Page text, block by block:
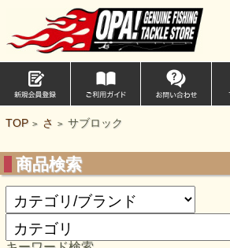
TOP > さ > サブロック
商品検索